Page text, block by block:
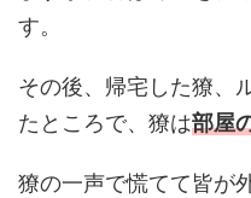
す。
その後、帰宅した獠、
たところで、獠は部屋
獠の一声で慌てて皆が